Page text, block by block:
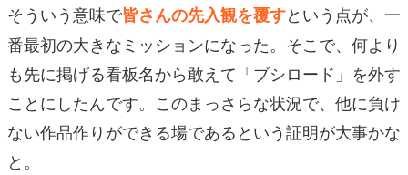
そういう意味で皆さんの先入観を覆すという点が、一
番最初の大きなミッションになった。そこで、何より
も先に掲げる看板名から敢えて「ブシロード」を外す
ことにしたんです。このまっさらな状況で、他に負け
ない作品作りができる場であるという証明が大事かな
と。